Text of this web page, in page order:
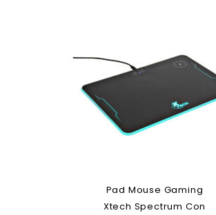
Pad Mouse Gaming
Xtech Spectrum Con